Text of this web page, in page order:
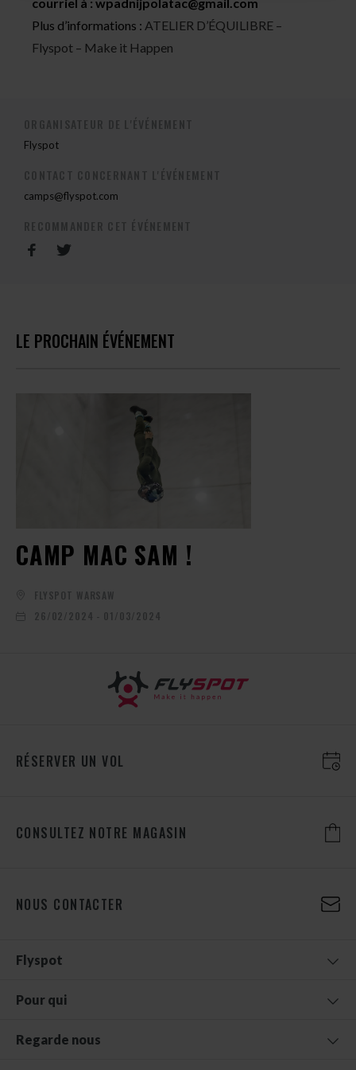
Plus d’informations : ATELIER D’ÉQUILIBRE –
Flyspot – Make it Happen
Flyspot
camps@flyspot.com
LE PROCHAIN ÉVÉNEMENT
CAMP MAC SAM !
FLYSPOT WARSAW
26/02/2024 - 01/03/2024
RÉSERVER UN VOL
CONSULTEZ NOTRE MAGASIN
NOUS CONTACTER
Flyspot
Pour qui
Regarde nous